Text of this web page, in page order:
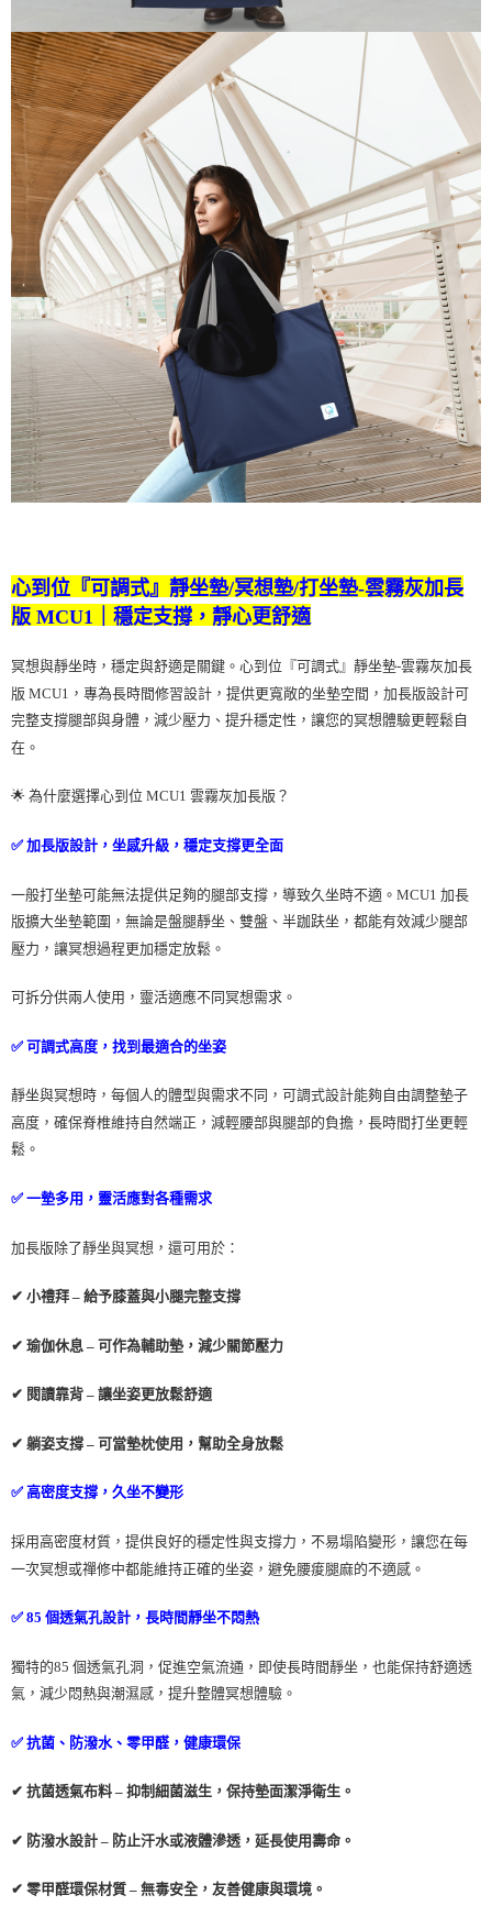
心到位『可調式』靜坐墊/冥想墊/打坐墊-雲霧灰加長
版 MCU1｜穩定支撐，靜心更舒適
冥想與靜坐時，穩定與舒適是關鍵。心到位『可調式』靜坐墊-雲霧灰加長
版 MCU1，專為長時間修習設計，提供更寬敞的坐墊空間，加長版設計可
完整支撐腿部與身體，減少壓力、提升穩定性，讓您的冥想體驗更輕鬆自
在。
🌟 為什麼選擇心到位 MCU1 雲霧灰加長版？
✅ 加長版設計，坐感升級，穩定支撐更全面
一般打坐墊可能無法提供足夠的腿部支撐，導致久坐時不適。MCU1 加長
版擴大坐墊範圍，無論是盤腿靜坐、雙盤、半跏趺坐，都能有效減少腿部
壓力，讓冥想過程更加穩定放鬆。
可拆分供兩人使用，靈活適應不同冥想需求。
✅ 可調式高度，找到最適合的坐姿
靜坐與冥想時，每個人的體型與需求不同，可調式設計能夠自由調整墊子
高度，確保脊椎維持自然端正，減輕腰部與腿部的負擔，長時間打坐更輕
鬆。
✅ 一墊多用，靈活應對各種需求
加長版除了靜坐與冥想，還可用於：
✔ 小禮拜 – 給予膝蓋與小腿完整支撐
✔ 瑜伽休息 – 可作為輔助墊，減少關節壓力
✔ 閱讀靠背 – 讓坐姿更放鬆舒適
✔ 躺姿支撐 – 可當墊枕使用，幫助全身放鬆
✅ 高密度支撐，久坐不變形
採用高密度材質，提供良好的穩定性與支撐力，不易塌陷變形，讓您在每
一次冥想或禪修中都能維持正確的坐姿，避免腰痠腿麻的不適感。
✅ 85 個透氣孔設計，長時間靜坐不悶熱
獨特的85 個透氣孔洞，促進空氣流通，即使長時間靜坐，也能保持舒適透
氣，減少悶熱與潮濕感，提升整體冥想體驗。
✅ 抗菌、防潑水、零甲醛，健康環保
✔ 抗菌透氣布料 – 抑制細菌滋生，保持墊面潔淨衛生。
✔ 防潑水設計 – 防止汗水或液體滲透，延長使用壽命。
✔ 零甲醛環保材質 – 無毒安全，友善健康與環境。